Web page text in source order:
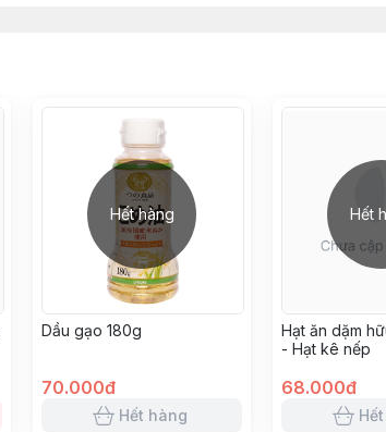
Hết hàng
Dầu gạo 180g
70.000đ
Hết hàng
Hết
Hạt ăn dặm
- Hạt kê nếp
68.000đ